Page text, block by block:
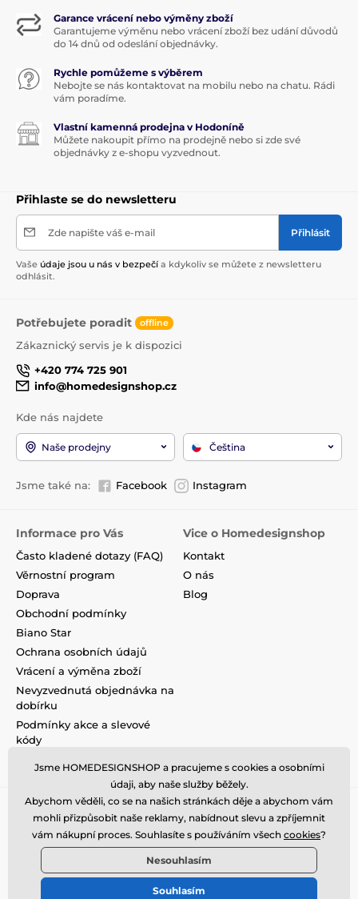
Garance vrácení nebo výměny zboží
Garantujeme výměnu nebo vrácení zboží bez udání důvodů
do 14 dnů od odeslání objednávky.
Rychle pomůžeme s výběrem
Nebojte se nás kontaktovat na mobilu nebo na chatu. Rádi
vám poradíme.
Vlastní kamenná prodejna v Hodoníně
Můžete nakoupit přímo na prodejně nebo si zde své
objednávky z e-shopu vyzvednout.
Přihlaste se do newsletteru
Zde napište váš e-mail Přihlásit
Vaše údaje jsou u nás v bezpečí a kdykoliv se můžete z newsletteru
odhlásit.
Potřebujete poradit offline
Zákaznický servis je k dispozici
+420 774 725 901
info@homedesignshop.cz
Kde nás najdete
Naše prodejny Čeština
Jsme také na: Facebook Instagram
Informace pro Vás
Často kladené dotazy (FAQ)
Věrnostní program
Doprava
Obchodní podmínky
Biano Star
Ochrana osobních údajů
Vrácení a výměna zboží
Nevyzvednutá objednávka na
dobírku
Podmínky akce a slevové
kódy
Vice o Homedesignshop
Kontakt
O nás
Blog
Jsme HOMEDESIGNSHOP a pracujeme s cookies a osobními
údaji, aby naše služby běžely.
Abychom věděli, co se na našich stránkách děje a abychom vám
mohli přizpůsobit naše reklamy, nabídnout slevu a zpříjemnit
vám nákupní proces. Souhlasíte s používáním všech cookies?
Nesouhlasím
Souhlasím